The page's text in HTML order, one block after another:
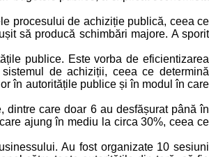
procesului de achiziție publică, ceea ce
să producă schimbări majore. A sporit
publice. Este vorba de eficientizarea
de achiziții, ceea ce determină
în autoritățile publice și în modul în care
dintre care doar 6 au desfășurat până în
ajung în mediu la circa 30%, ceea ce
Au fost organizate 10 sesiuni